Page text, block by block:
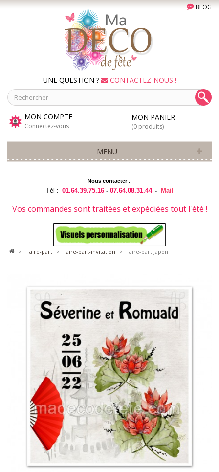
BLOG
UNE QUESTION ? CONTACTEZ-NOUS !
MON COMPTE
Connectez-vous
MON PANIER
(0 produits)
MENU
Nous contacter:
Tél : 01.64.39.75.16 -07.64.08.31.44 - Mail
Vos commandes sont traitées et expédiées tout l'été !
> faire-part > faire-part-invitation > Faire-part Japon